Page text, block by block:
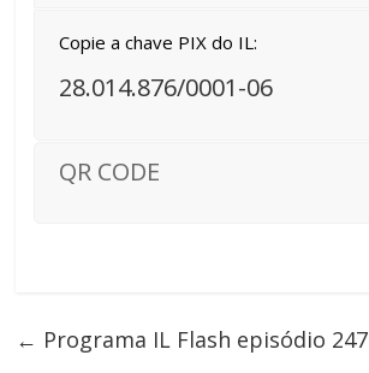
Copie a chave PIX do IL:
28.014.876/0001-06
QR CODE
← Programa IL Flash episódio 247